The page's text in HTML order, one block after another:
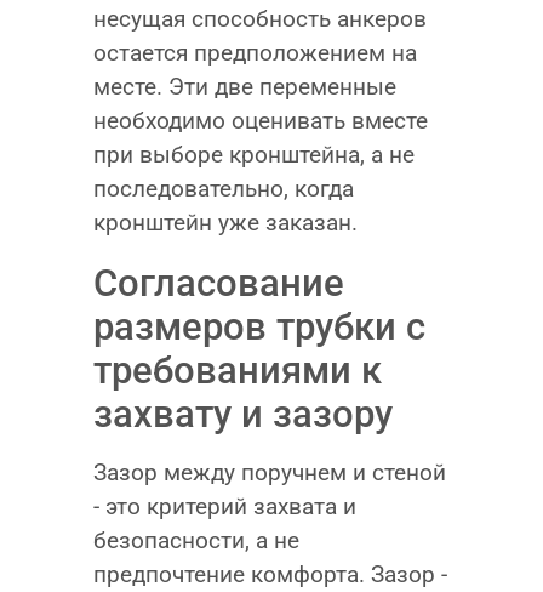
несущая способность анкеров
остается предположением на
месте. Эти две переменные
необходимо оценивать вместе
при выборе кронштейна, а не
последовательно, когда
кронштейн уже заказан.
Согласование
размеров трубки с
требованиями к
захвату и зазору
Зазор между поручнем и стеной
- это критерий захвата и
безопасности, а не
предпочтение комфорта. Зазор -